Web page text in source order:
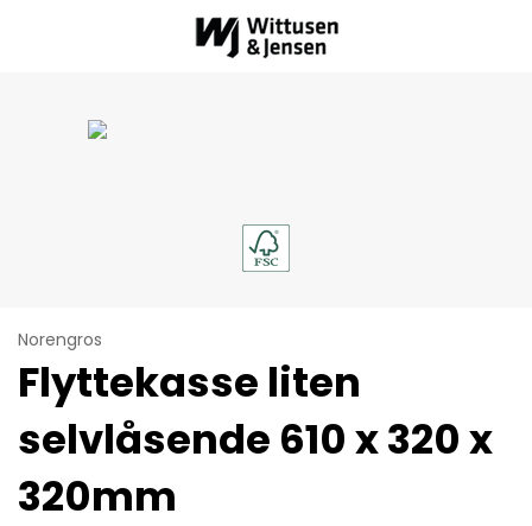
Norengros
Flyttekasse liten
selvlåsende 610 x 320 x
320mm